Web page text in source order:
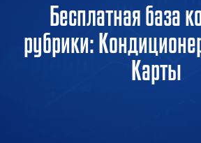
Бесплатная база
рубрики:
Карты